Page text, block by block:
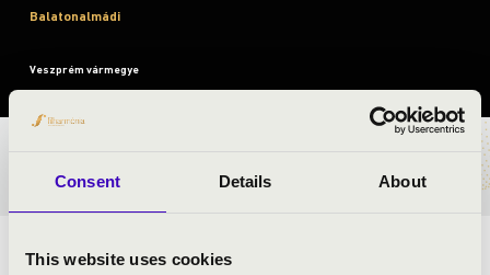
Consent Details About
This website uses cookies
Balatonalmádi
Veszprém vármegye
AJazzformerstag jai felsőfokú szinten végzett